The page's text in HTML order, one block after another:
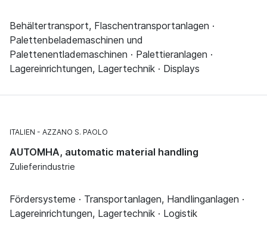
Behältertransport, Flaschentransportanlagen ·
Palettenbelademaschinen und
Palettenentlademaschinen · Palettieranlagen ·
Lagereinrichtungen, Lagertechnik · Displays
ITALIEN AZZANO S. PAOLO
AUTOMHA, automatic material handling
Zulieferindustrie
Fördersysteme · Transportanlagen, Handlinganlagen ·
Lagereinrichtungen, Lagertechnik · Logistik